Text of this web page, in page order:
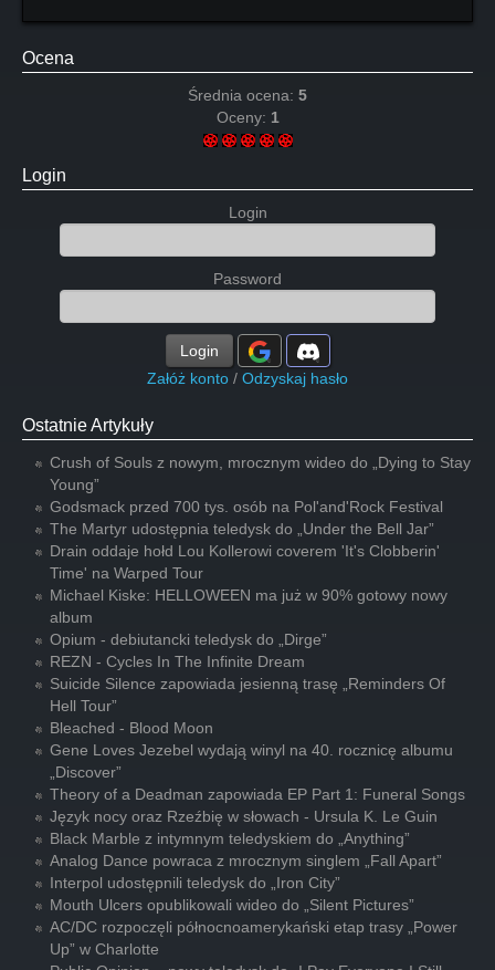
Ocena
Średnia ocena: 5
Oceny: 1
Login
Login
Password
Login
Załóż konto / Odzyskaj hasło
Ostatnie Artykuły
Crush of Souls z nowym, mrocznym wideo do „Dying to Stay
Young”
Godsmack przed 700 tys. osób na Pol'and'Rock Festival
The Martyr udostępnia teledysk do „Under the Bell Jar”
Drain oddaje hołd Lou Kollerowi coverem 'It's Clobberin'
Time' na Warped Tour
Michael Kiske: HELLOWEEN ma już w 90% gotowy nowy
album
Opium - debiutancki teledysk do „Dirge”
REZN - Cycles In The Infinite Dream
Suicide Silence zapowiada jesienną trasę „Reminders Of
Hell Tour”
Bleached - Blood Moon
Gene Loves Jezebel wydają winyl na 40. rocznicę albumu
„Discover”
Theory of a Deadman zapowiada EP Part 1: Funeral Songs
Język nocy oraz Rzeźbię w słowach - Ursula K. Le Guin
Black Marble z intymnym teledyskiem do „Anything”
Analog Dance powraca z mrocznym singlem „Fall Apart”
Interpol udostępnili teledysk do „Iron City”
Mouth Ulcers opublikowali wideo do „Silent Pictures”
AC/DC rozpoczęli północnoamerykański etap trasy „Power
Up” w Charlotte